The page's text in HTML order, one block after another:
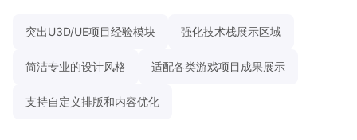
突出U3D/UE项目经验模块 强化技术栈展示区域
简洁专业的设计风格 适配各类游戏项目成果展示
支持自定义排版和内容优化